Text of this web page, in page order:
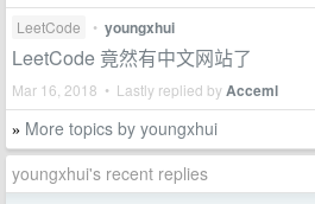
LeetCode • youngxhui
LeetCode 竟然有中文网站了
Mar 16, 2018 • Lastly replied byAcceml
» More topics by youngxhui
youngxhui's recent replies